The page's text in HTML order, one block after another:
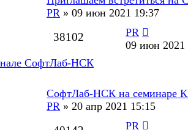
PR » 09 июн 2021 19:37
38102
PR
09 июн 2021
СофтЛаб-НСК
СофтЛаб-НСК на семинаре
PR » 20 апр 2021 15:15
PR